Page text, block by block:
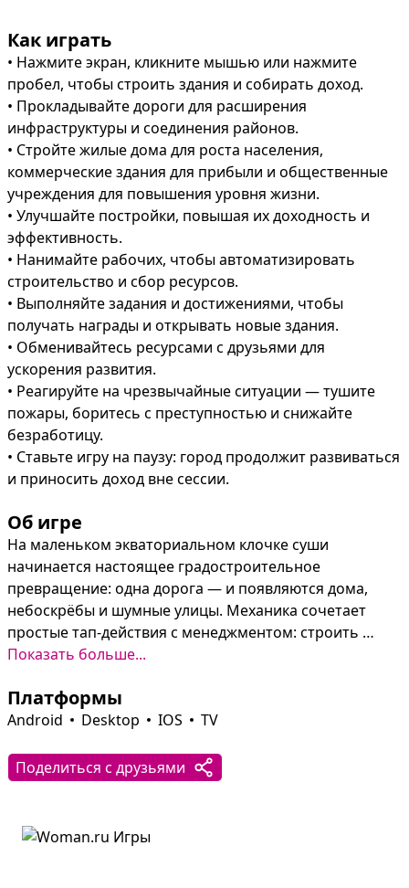
Как играть
• Нажмите экран, кликните мышью или нажмите
пробел, чтобы строить здания и собирать доход.
• Прокладывайте дороги для расширения
инфраструктуры и соединения районов.
• Стройте жилые дома для роста населения,
коммерческие здания для прибыли и общественные
учреждения для повышения уровня жизни.
• Улучшайте постройки, повышая их доходность и
эффективность.
• Нанимайте рабочих, чтобы автоматизировать
строительство и сбор ресурсов.
• Выполняйте задания и достижениями, чтобы
получать награды и открывать новые здания.
• Обменивайтесь ресурсами с друзьями для
ускорения развития.
• Реагируйте на чрезвычайные ситуации — тушите
пожары, боритесь с преступностью и снижайте
безработицу.
• Ставьте игру на паузу: город продолжит развиваться
и приносить доход вне сессии.
Об игре
На маленьком экваториальном клочке суши
начинается настоящее градостроительное
превращение: одна дорога — и появляются дома,
небоскрёбы и шумные улицы. Механика сочетает
простые тап‑действия с менеджментом: строить
вручную или делегировать рабочим, улучшать
тихо генерирует прибыль в отсутствие мэра.
преступность и безработица требуют немедленных
решений, а обмен ресурсами с друзьями и
космодрома добавляют азарт и цели развития.
Лёгкая, игривая атмосфера: каждый тап приближает к
Показать больше...
Платформы
Android Desktop IOS TV
Поделиться с друзьями